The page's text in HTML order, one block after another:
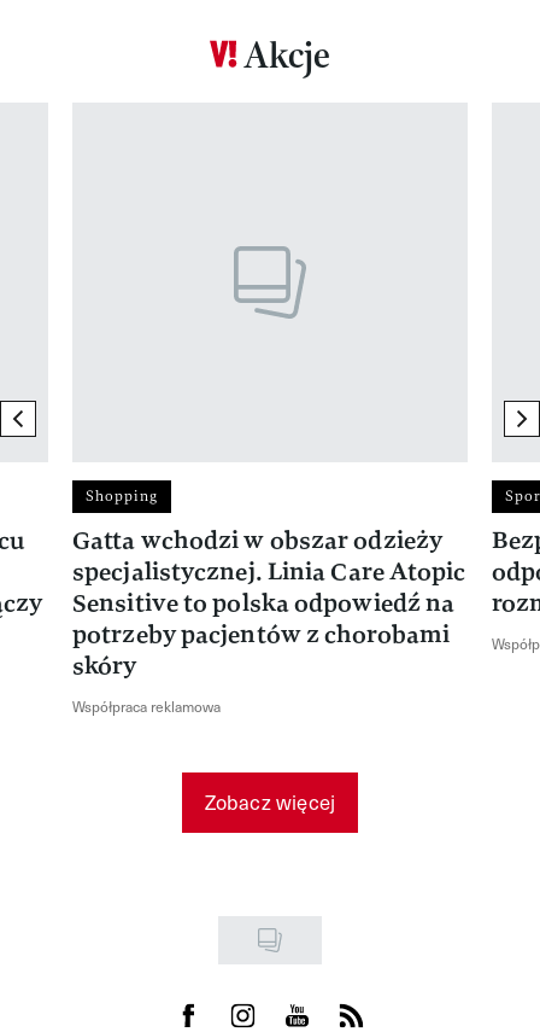
Akcje
previous element
Shopping
Gatta wchodzi w obszar odzieży
specjalistycznej. Linia Care Atopic
Sensitive to polska odpowiedź na
potrzeby pacjentów z chorobami
skóry
Współpraca reklamowa
Zobacz więcej
Visit us on Facebook
Visit us on Instagram
Visit us on Youtube
Visit us on Rss